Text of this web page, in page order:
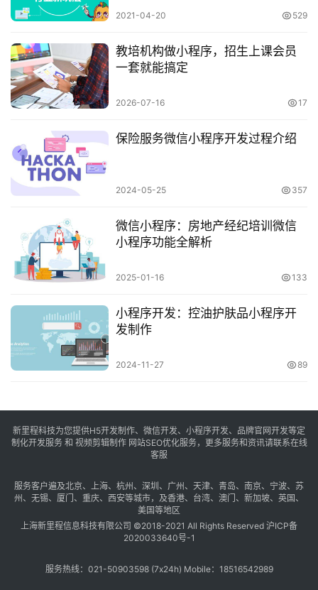
2021-04-20 529
教培机构做小程序，招生上课会员
一套就能搞定
2026-07-16 17
保险服务微信小程序开发过程介绍
2024-05-25 357
微信小程序：房地产经纪培训微信
小程序功能全解析
2025-01-16 133
小程序开发：控油护肤品小程序开
发制作
2024-11-27 89
新里程科技为您提供H5开发制作、微信开发、小程序开发、品牌官网开发等定
制化开发服务 和 视频剪辑制作 网站SEO优化服务，更多服务和资讯请联系在线
客服
服务客户遍及北京、 上海、 杭州 、 深圳 、 广州 、 天津、 青岛、 南京、 宁波、 苏
州 、 无锡、 厦门 、 重庆、 西安等城市，及香港、 台湾、 澳门 、 新加坡、 英国 、
美国等地区
上海新里程信息科技有限公司 ©2018-2021 All Rights Reserved 沪ICP备
2020033640号-1
服务热线：021-50903598 (7x24h) Mobile：18516542989